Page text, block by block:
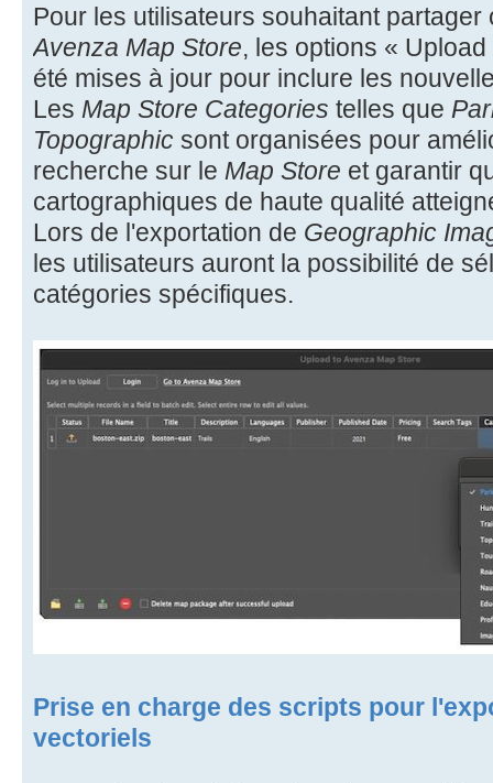
Pour les utilisateurs souhaitant
Avenza Map Store, les options «
été mises à jour pour inclure les
Les Map Store Categories telles que
Topographic sont organisées pour
recherche sur le Map Store et garantir
cartographiques de haute qualité
Lors de l'exportation de Geographic
les utilisateurs auront la possibilité de
catégories spécifiques.
Prise en charge des scripts pour
vectoriels